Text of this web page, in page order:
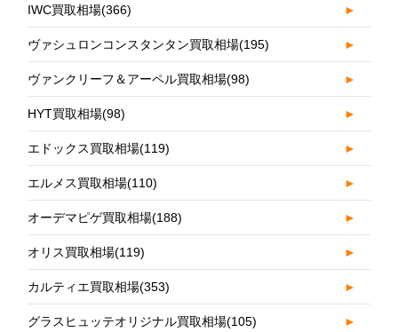
IWC買取相場(366) ►
ヴァシュロンコンスタンタン買取相場(195) ►
ヴァンクリーフ＆アーペル買取相場(98) ►
HYT買取相場(98) ►
エドックス買取相場(119) ►
エルメス買取相場(110) ►
オーデマピゲ買取相場(188) ►
オリス買取相場(119) ►
カルティエ買取相場(353) ►
グラスヒュッテオリジナル買取相場(105) ►